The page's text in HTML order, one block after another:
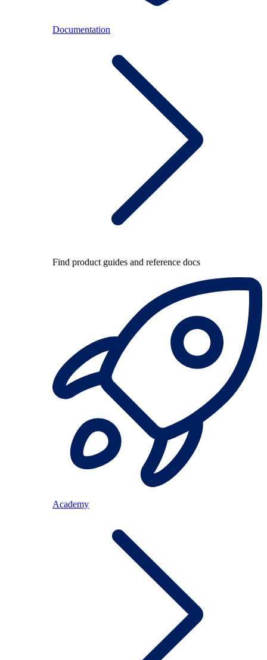
Documentation
Find product guides and reference docs
Academy